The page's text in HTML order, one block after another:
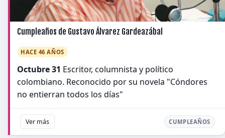
Cumpleaños de Gustavo Álvarez Gardeazábal
HACE 46 AÑOS
Octubre 31 Escritor, columnista y político
colombiano. Reconocido por su novela "Cóndores
no entierran todos los días"
Ver más CUMPLEAÑOS